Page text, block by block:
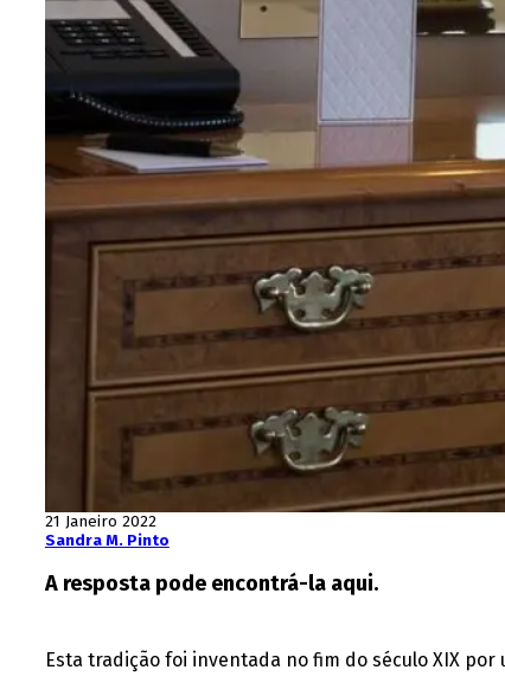
21 Janeiro 2022
Sandra M. Pinto
A resposta pode encontrá-la aqui.
Esta tradição foi inventada no fim do século XIX